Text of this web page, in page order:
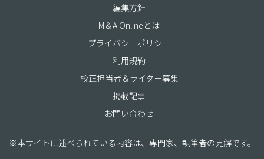
編集方針
M＆A Onlineとは
プライバシーポリシー
利用規約
校正担当者＆ライター募集
掲載記事
お問い合わせ
※本サイトに述べられている内容は、専門家、執筆者の見解です。